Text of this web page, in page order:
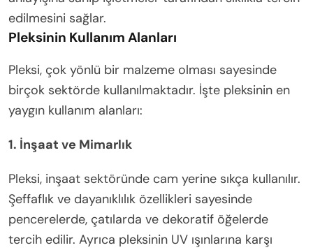
edilmesini sağlar.
Pleksinin Kullanım Alanları
Pleksi, çok yönlü bir malzeme olması sayesinde
birçok sektörde kullanılmaktadır. İşte pleksinin en
yaygın kullanım alanları:
1. İnşaat ve Mimarlık
Pleksi, inşaat sektöründe cam yerine sıkça kullanılır.
Şeffaflık ve dayanıklılık özellikleri sayesinde
pencerelerde, çatılarda ve dekoratif öğelerde
tercih edilir. Ayrıca pleksinin UV ışınlarına karşı